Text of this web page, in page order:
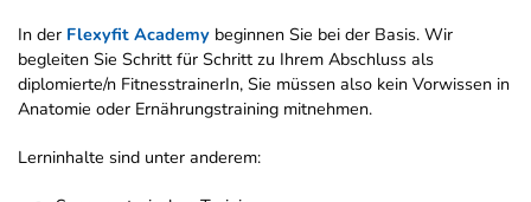
In der Flexyfit Academy beginnen Sie bei der Basis. Wir
begleiten Sie Schritt für Schritt zu Ihrem Abschluss als
diplomierte/n FitnesstrainerIn, Sie müssen also kein Vorwissen in
Anatomie oder Ernährungstraining mitnehmen.
Lerninhalte sind unter anderem: